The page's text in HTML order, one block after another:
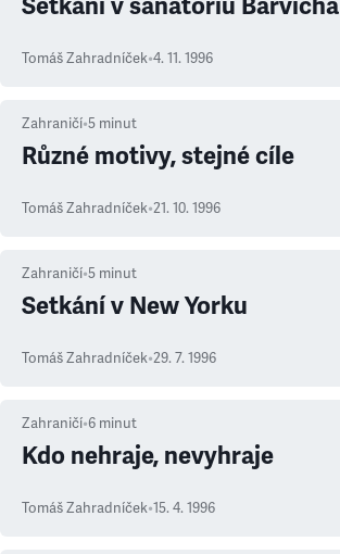
Setkání v sanatoriu Barvicha
Tomáš Zahradníček•4. 11. 1996
Zahraničí•5 minut
Různé motivy, stejné cíle
Tomáš Zahradníček•21. 10. 1996
Zahraničí•5 minut
Setkání v New Yorku
Tomáš Zahradníček•29. 7. 1996
Zahraničí•6 minut
Kdo nehraje, nevyhraje
Tomáš Zahradníček•15. 4. 1996